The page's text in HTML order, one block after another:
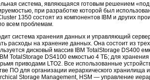
система, являющаяся готовым решением
при разработке которой был
1350 состоят из компонентов IBM и других
всем проблемам.
система хранения данных и управляющий
расходы на хранение данных. Она состоит из
дисковый массив IBM TotalStorage DS400
TotalStorage DS4100 емкостью 4 ТБ; для
приводами LTO2. Все использованные
ПО для организации иерархического хранилища
Storage Management, HSM — управление